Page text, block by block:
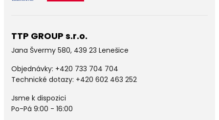
TTP GROUP s.r.o.
Jana Švermy 580, 439 23 Lenešice
Objednávky: +420 733 704 704
Technické dotazy: +420 602 463 252
Jsme k dispozici
Po-Pá 9:00 - 16:00